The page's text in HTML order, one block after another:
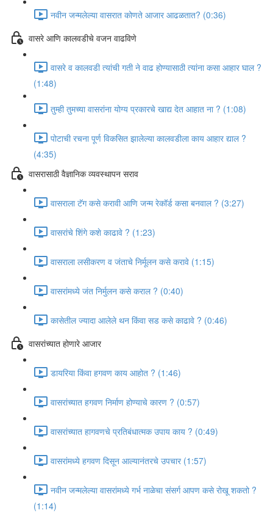
नवीन जन्मलेल्या वासरात कोणते आजार आढळतात? (0:36)
वासरे आणि कालवडीचे वजन वाढविणे
वासरे व कालवडी त्यांची गती ने वाढ होण्यासाठी त्यांना कसा आहार घाल ?
(1:48)
तुम्ही तुमच्या वासरांना योग्य प्रकारचे खाद्य देत आहात ना ? (1:08)
पोटाची रचना पूर्ण विकसित झालेल्या कालवडीला काय आहार द्याल ?
(4:35)
वासरासाठी वैज्ञानिक व्यवस्थापन सराव
वासराला टॅग कसे करावी आणि जन्म रेकॉर्ड कसा बनवाल ? (3:27)
वासरांचे शिंगे कशे काढावे ? (1:23)
वासराला लसीकरण व जंताचे निर्मूलन कसे करावे (1:15)
वासरांमध्ये जंत निर्मुलन कसे कराल ? (0:40)
कासेतील ज्यादा आलेले थन किंवा सड कसे काढावे ? (0:46)
वासरांच्यात होणारे आजार
डायरिया किंवा हगवण काय आहोत ? (1:46)
वासरांच्यात हगवण निर्माण होण्याचे कारण ? (0:57)
वासरांच्यात हागवणचे प्रतिबंधात्मक उपाय काय ? (0:49)
वासरांमध्ये हगवण दिसून आल्यानंतरचे उपचार (1:57)
नवीन जन्मलेल्या वासरांमध्ये गर्भ नाळेचा संसर्ग आपण कसे रोखू शकतो ?
(1:14)